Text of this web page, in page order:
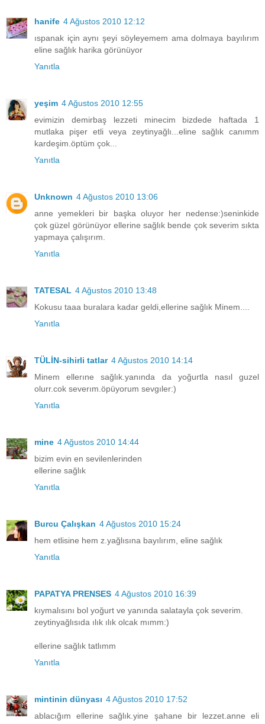
hanife 4 Ağustos 2010 12:12
ıspanak için aynı şeyi söyleyemem ama dolmaya bayılırım
eline sağlık harika görünüyor
Yanıtla
yeşim 4 Ağustos 2010 12:55
evimizin demirbaş lezzeti minecim bizdede haftada 1
mutlaka pişer etli veya zeytinyağlı...eline sağlık canımm
kardeşim.öptüm çok...
Yanıtla
Unknown 4 Ağustos 2010 13:06
anne yemekleri bir başka oluyor her nedense:)seninkide
çok güzel görünüyor ellerine sağlık bende çok severim sıkta
yapmaya çalışırım.
Yanıtla
TATESAL 4 Ağustos 2010 13:48
Kokusu taaa buralara kadar geldi,ellerine sağlık Minem....
Yanıtla
TÜLİN-sihirli tatlar 4 Ağustos 2010 14:14
Minem ellerıne sağlık.yanında da yoğurtla nasıl guzel
olurr.cok severım.öpüyorum sevgıler:)
Yanıtla
mine 4 Ağustos 2010 14:44
bizim evin en sevilenlerinden
ellerine sağlık
Yanıtla
Burcu Çalışkan 4 Ağustos 2010 15:24
hem etlisine hem z.yağlısına bayılırım, eline sağlık
Yanıtla
PAPATYA PRENSES 4 Ağustos 2010 16:39
kıymalısını bol yoğurt ve yanında salatayla çok severim.
zeytinyağlısıda ılık ılık olcak mımm:)
ellerine sağlık tatlımm
Yanıtla
mintinin dünyası 4 Ağustos 2010 17:52
ablacığım ellerine sağlık.yine şahane bir lezzet.anne eli